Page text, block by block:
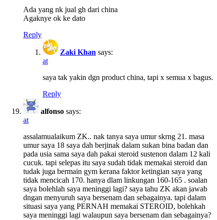
Ada yang nk jual gh dari china
Agaknye ok ke dato
Reply
Zaki Khan says:
at
saya tak yakin dgn product china, tapi x semua x bagus.
Reply
alfonso says:
at
assalamualaikum ZK.. nak tanya saya umur skrng 21. masa
umur saya 18 saya dah berjinak dalam sukan bina badan dan
pada usia sama saya dah pakai steroid sustenon dalam 12 kali
cucuk. tapi selepas itu saya sudah tidak memakai steroid dan
tudak juga bermain gym kerana faktor ketingian saya yang
tidak mencicah 170. hanya dlam linkungan 160-165 . soalan
saya bolehlah saya meninggi lagi? saya tahu ZK akan jawab
dngan menyuruh saya bersenam dan sebagainya. tapi dalam
situasi saya yang PERNAH memakai STEROID, bolehkah
saya meninggi lagi walaupun saya bersenam dan sebagainya?